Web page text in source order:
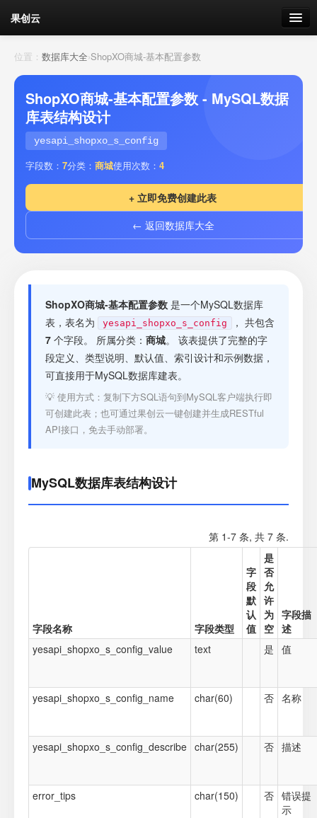
果创云
数据表单
API接口
云存储
流量 剩余接口流量
套餐
接口测试
位置： 数据库大全›ShopXO商城-基本配置参数
ShopXO商城-基本配置参数 - MySQL数据
库表结构设计
yesapi_shopxo_s_config
字段数： 7分类： 商城使用次数： 4
+ 立即免费创建此表
← 返回数据库大全
ShopXO商城-基本配置参数 是一个MySQL数据库
表，表名为
yesapi_shopxo_s_config
， 共包含
7 个字段。 所属分类： 商城。 该表提供了完整的字
段定义、类型说明、默认值、索引设计和示例数据，
可直接用于MySQL数据库建表。
💡 使用方式：复制下方SQL语句到MySQL客户端执行即
可创建此表；也可通过果创云一键创建并生成RESTful
API接口，免去手动部署。
MySQL数据库表结构设计
第 1-7 条, 共 7 条.
字段名称 字段类型
字
段
默
认
值
是
否
允
许
为
空
字段描
述
yesapi_shopxo_s_config_value
text 是 值
yesapi_shopxo_s_config_name char(60) 否 名称
yesapi_shopxo_s_config_describe char(255) 否 描述
error_tips char(150) 否 错误提
示